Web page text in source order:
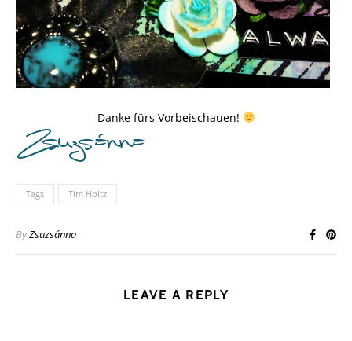
Danke fürs Vorbeischauen!
Tags Tim Holtz
ByZsuzsánna
LEAVE A REPLY